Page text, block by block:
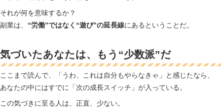
それが何を意味するか？
副業は、 “労働”ではなく“遊び”の延長線にあるということだ。
気づいたあなたは、もう“少数派”だ
ここまで読んで、「うわ、これは自分もやらなきゃ」と感じたなら、
あなたの中にはすでに「次の成長スイッチ」が入っている。
この気づきに至る人は、正直、少ない。